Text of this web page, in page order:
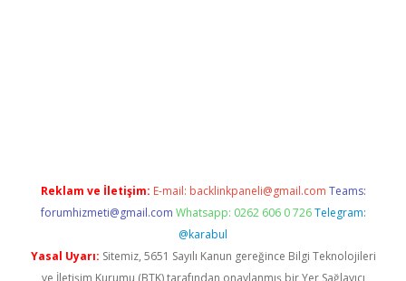
Reklam ve İletişim: E-mail: backlinkpaneli@gmail.com Teams:
forumhizmeti@gmail.com Whatsapp: 0262 606 0 726 Telegram:
@karabul
Yasal Uyarı: Sitemiz, 5651 Sayılı Kanun gereğince Bilgi Teknolojileri
ve İletişim Kurumu (BTK) tarafından onaylanmış bir Yer Sağlayıcı